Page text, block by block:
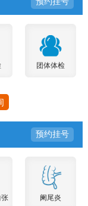
团体体检
预约挂号
阑尾炎